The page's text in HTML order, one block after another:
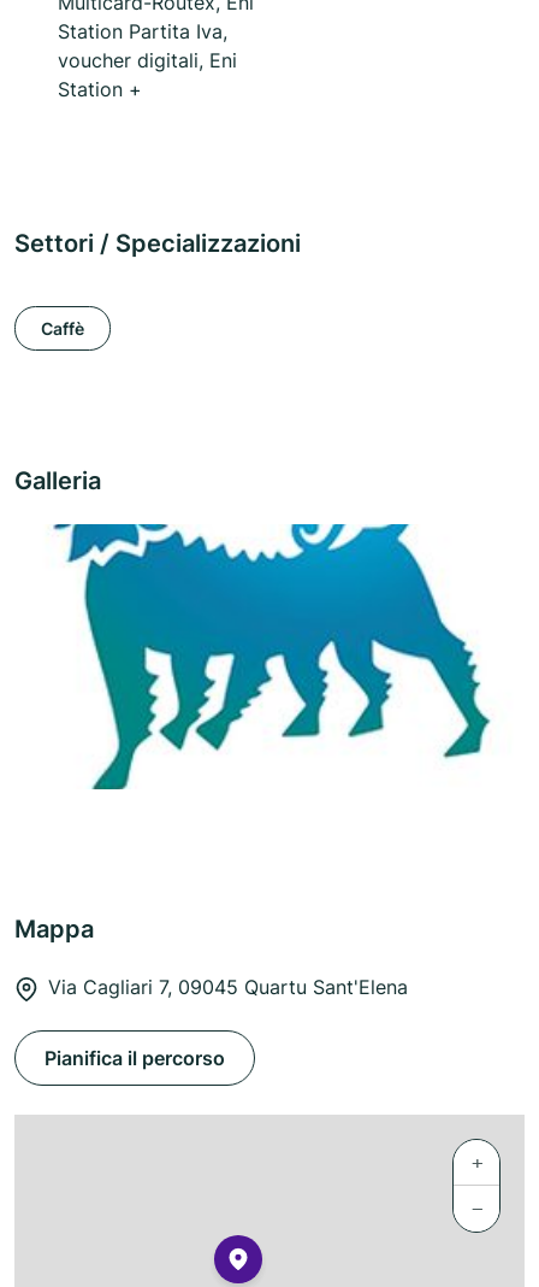
Station Partita Iva,
voucher digitali, Eni
Station +
Settori / Specializzazioni
Caffè
Galleria
Mappa
Via Cagliari 7, 09045 Quartu Sant'Elena
Pianifica il percorso
+
−